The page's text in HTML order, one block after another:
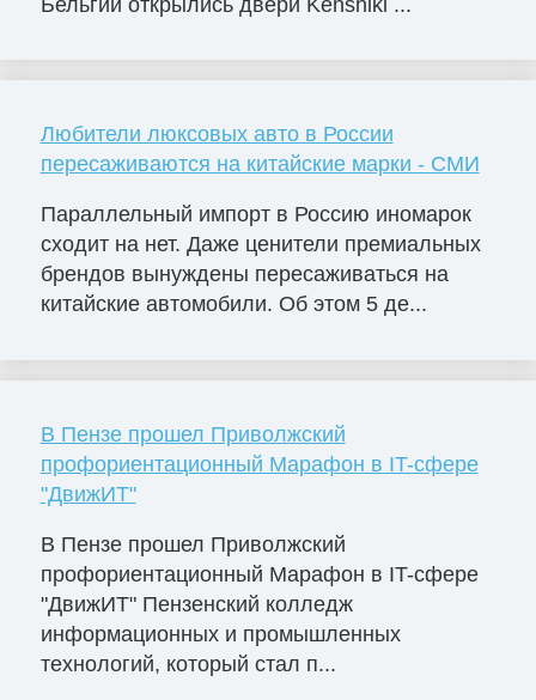
Любители люксовых авто в России
пересаживаются на китайские марки - СМИ
Параллельный импорт в Россию иномарок
сходит на нет. Даже ценители премиальных
брендов вынуждены пересаживаться на
китайские автомобили. Об этом 5 де...
В Пензе прошел Приволжский
профориентационный Марафон в IT-сфере
"ДвижИТ"
В Пензе прошел Приволжский
профориентационный Марафон в IT-сфере
"ДвижИТ" Пензенский колледж
информационных и промышленных
технологий, который стал п...